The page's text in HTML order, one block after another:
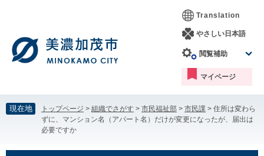
す。
し
て
本
Translation
やさしい日本語
閲覧補助
マイページ
現在地 トップページ > 組織でさがす > 市民福祉部 > 市民課 > 住所は変わら
ずに、マンション名（アパート名）だけが変更になったが、届出は
必要ですか